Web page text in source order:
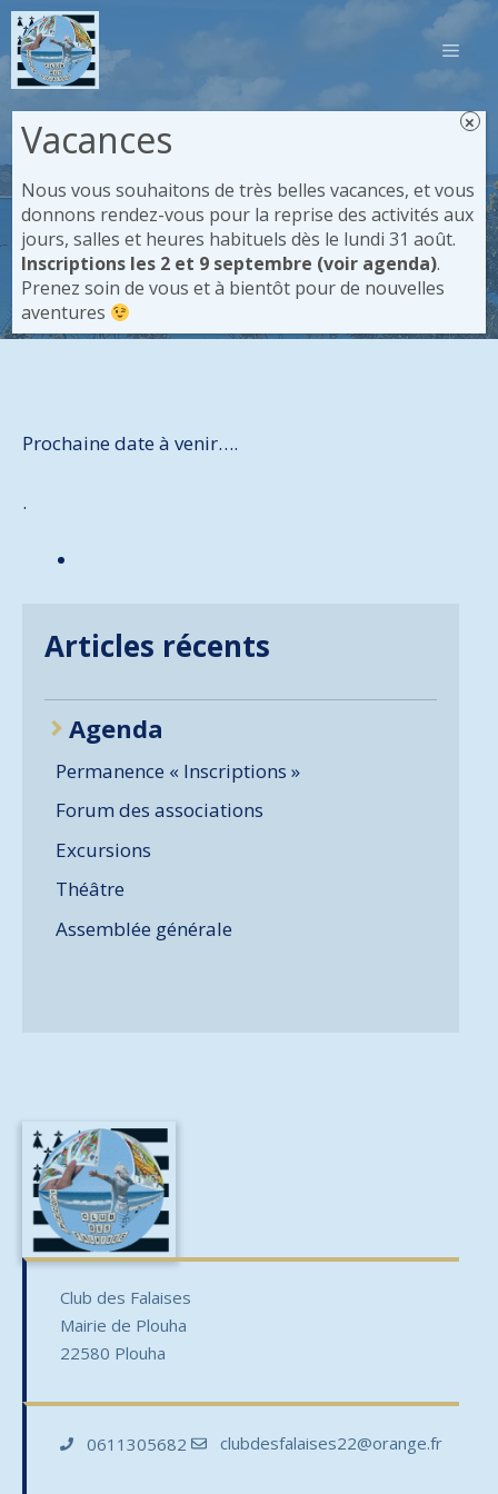
Aller
au
contenu
Excursions
Accueil/Excursions
Prochaine date à venir….
.
Articles récents
Agenda
Permanence « Inscriptions »
Forum des associations
Excursions
Théâtre
Assemblée générale
Club des Falaises
Mairie de Plouha
22580 Plouha
0611305682 clubdesfalaises22@orange.fr
Vacances
Nous vous souhaitons de très belles vacances, et vous
donnons rendez-vous pour la reprise des activités aux
jours, salles et heures habituels dès le lundi 31 août.
Inscriptions les 2 et 9 septembre (voir agenda).
Prenez soin de vous et à bientôt pour de nouvelles
aventures
×